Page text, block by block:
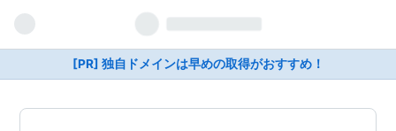
[PR] 独自ドメインは早めの取得がおすすめ！